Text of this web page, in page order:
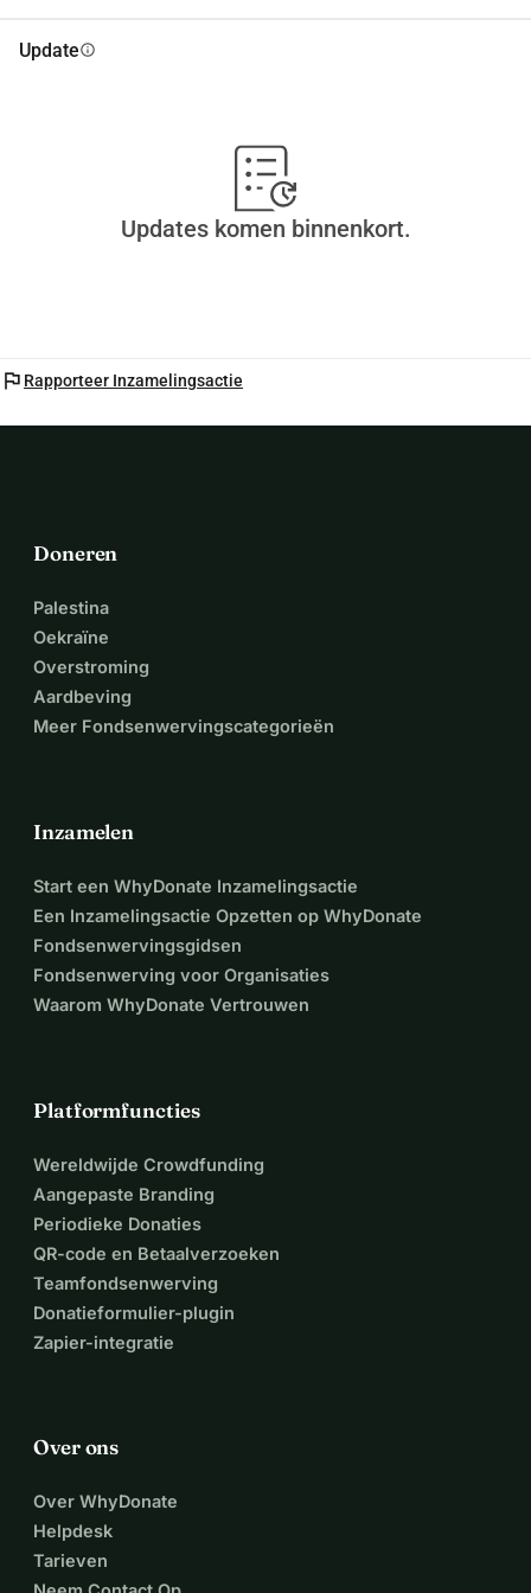
Updateinfo
Updates komen binnenkort.
flag Rapporteer Inzamelingsactie
Doneren
Palestina
Oekraïne
Overstroming
Aardbeving
Meer Fondsenwervingscategorieën
Inzamelen
Start een WhyDonate Inzamelingsactie
Een Inzamelingsactie Opzetten op WhyDonate
Fondsenwervingsgidsen
Fondsenwerving voor Organisaties
Waarom WhyDonate Vertrouwen
Platformfuncties
Wereldwijde Crowdfunding
Aangepaste Branding
Periodieke Donaties
QR-code en Betaalverzoeken
Teamfondsenwerving
Donatieformulier-plugin
Zapier-integratie
Over ons
Over WhyDonate
Helpdesk
Tarieven